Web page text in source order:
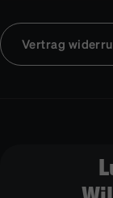
Vertrag